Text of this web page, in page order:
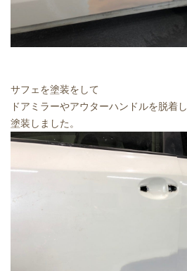
サフェを塗装をして
ドアミラーやアウターハンドルを脱着し
塗装しました。